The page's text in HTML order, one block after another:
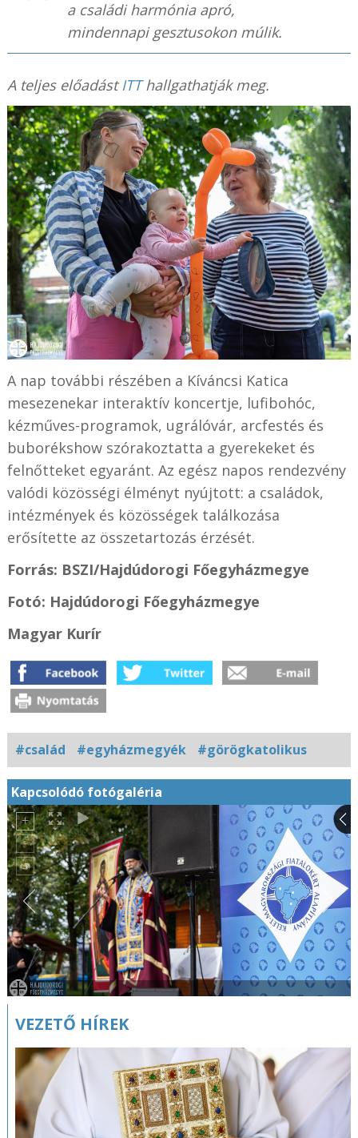
a családi harmónia apró,
mindennapi gesztusokon múlik.
A teljes előadástITThallgathatják meg.
A nap további részében a Kíváncsi Katica
mesezenekar interaktív koncertje, lufibohóc,
kézműves-programok, ugrálóvár, arcfestés és
buborékshow szórakoztatta a gyerekeket és
felnőtteket egyaránt. Az egész napos rendezvény
valódi közösségi élményt nyújtott: a családok,
intézmények és közösségek találkozása
erősítette az összetartozás érzését.
Forrás: BSZI/Hajdúdorogi Főegyházmegye
Fotó: Hajdúdorogi Főegyházmegye
Magyar Kurír
#család #egyházmegyék #görögkatolikus
Kapcsolódó fotógaléria
VEZETŐ HÍREK